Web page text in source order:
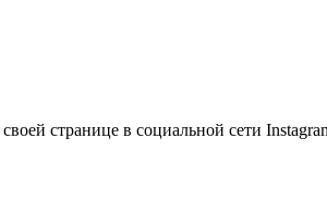
странице в социальной сети